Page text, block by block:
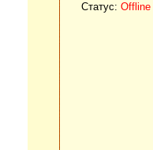
Статус: Offline